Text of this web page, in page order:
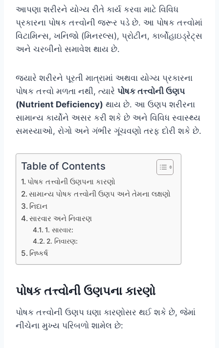
આપણા શરીરને યોગ્ય રીતે કાર્ય કરવા માટે વિવિધ
પ્રકારના પોષક તત્ત્વોની જરૂર પડે છે. આ પોષક તત્ત્વોમાં
વિટામિન્સ, ખનિજો (મિનરલ્સ), પ્રોટીન, કાર્બોહાઇડ્રેટ્સ
અને ચરબીનો સમાવેશ થાય છે.
જ્યારે શરીરને પૂરતી માત્રામાં અથવા યોગ્ય પ્રકારના
પોષક તત્ત્વો મળતા નથી, ત્યારે પોષક તત્ત્વોની ઉણપ
(Nutrient Deficiency) થાય છે. આ ઉણપ શરીરના
સામાન્ય કાર્યોને અસર કરી શકે છે અને વિવિધ સ્વાસ્થ્ય
સમસ્યાઓ, રોગો અને ગંભીર ગૂંચવણો તરફ દોરી શકે છે.
Table of Contents
પોષક તત્ત્વોની ઉણપના કારણો
સામાન્ય પોષક તત્ત્વોની ઉણપ અને તેમના લક્ષણો
નિદાન
સારવાર અને નિવારણ
1. સારવાર:
2. નિવારણ:
નિષ્કર્ષ
પોષક તત્ત્વોની ઉણપના કારણો
પોષક તત્ત્વોની ઉણપ ઘણા કારણોસર થઈ શકે છે, જેમાં
નીચેના મુખ્ય પરિબળો શામેલ છે: